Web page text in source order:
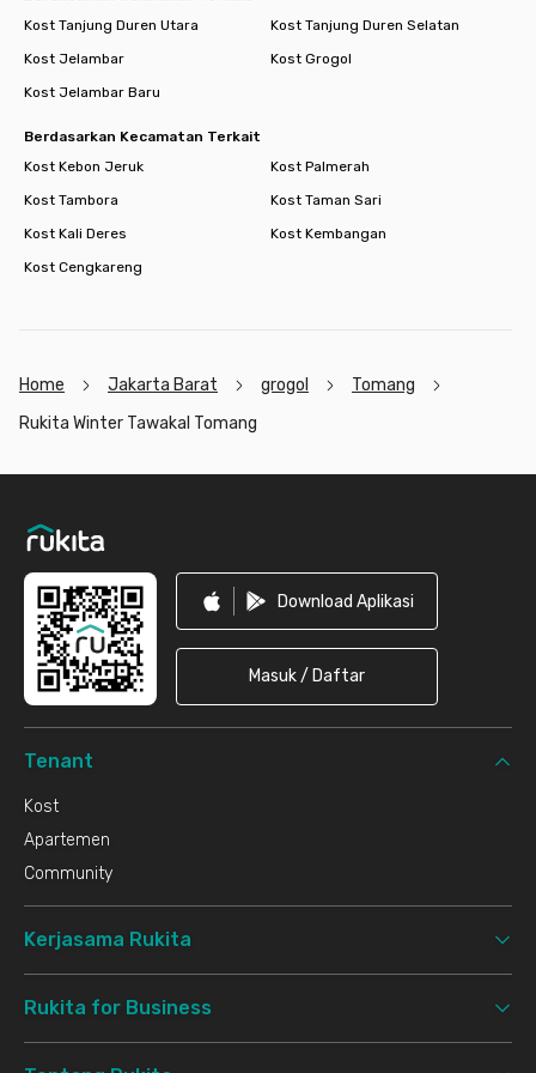
Kost Tanjung Duren Utara
Kost Tanjung Duren Selatan
Kost Jelambar
Kost Grogol
Kost Jelambar Baru
Berdasarkan Kecamatan Terkait
Kost Kebon Jeruk
Kost Palmerah
Kost Tambora
Kost Taman Sari
Kost Kali Deres
Kost Kembangan
Kost Cengkareng
Home Jakarta Barat grogol
Tomang
Rukita Winter Tawakal Tomang
Download Aplikasi
Masuk / Daftar
Tenant
Kost
Apartemen
Community
Kerjasama Rukita
Rukita for Business